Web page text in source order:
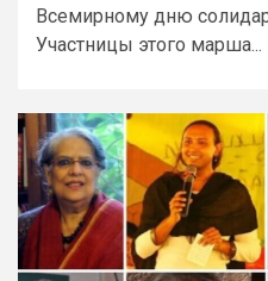
Всемирному дню
Участницы этого марша...